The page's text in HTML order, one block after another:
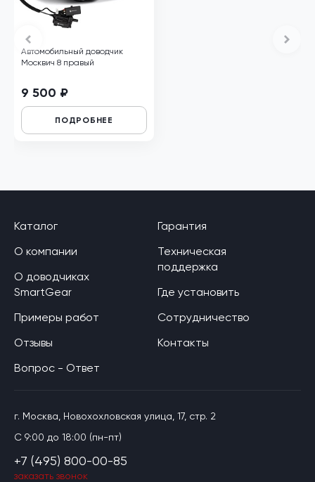
Автомобильный доводчик
Москвич 8 правый
9 500 ₽
ПОДРОБНЕЕ
Каталог
О компании
О доводчиках
SmartGear
Примеры работ
Отзывы
Вопрос - Ответ
Гарантия
Техническая
поддержка
Где установить
Сотрудничество
Контакты
г. Москва, Новохохловская улица, 17, стр. 2
C 9:00 до 18:00 (пн-пт)
+7 (495) 800-00-85
заказать звонок